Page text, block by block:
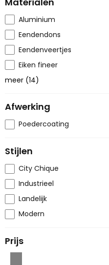
Aluminium
Eendendons
Eendenveertjes
Eiken fineer
meer (14)
Afwerking
Poedercoating
Stijlen
City Chique
Industrieel
Landelijk
Modern
Prijs